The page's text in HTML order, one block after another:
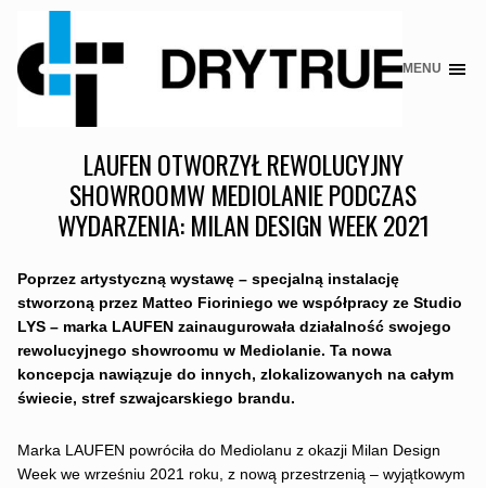
Skip
MENU
LAUFEN OTWORZYŁ REWOLUCYJNY
SHOWROOMW MEDIOLANIE PODCZAS
WYDARZENIA: MILAN DESIGN WEEK 2021
Poprzez artystyczną wystawę –­ specjalną instalację
stworzoną przez Matteo Fioriniego we współpracy ze Studio
LYS –­ marka LAUFEN zainaugurowała działalność swojego
rewolucyjnego showroomu w Mediolanie. Ta nowa
koncepcja nawiązuje do innych, zlokalizowanych na całym
świecie, stref szwajcarskiego brandu.
Marka LAUFEN powróciła do Mediolanu z okazji Milan Design
Week we wrześniu 2021 roku, z nową przestrzenią – wyjątkowym